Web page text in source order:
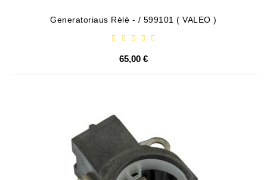
Generatoriaus Rėlė - / 599101 ( VALEO )
65,00 €